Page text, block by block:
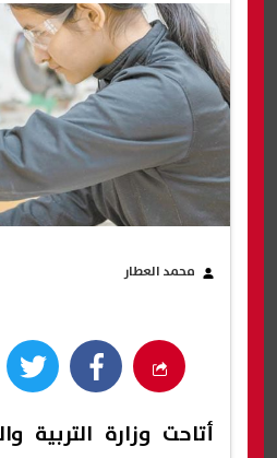
محمد العطار
أتاحت وزارة التربية